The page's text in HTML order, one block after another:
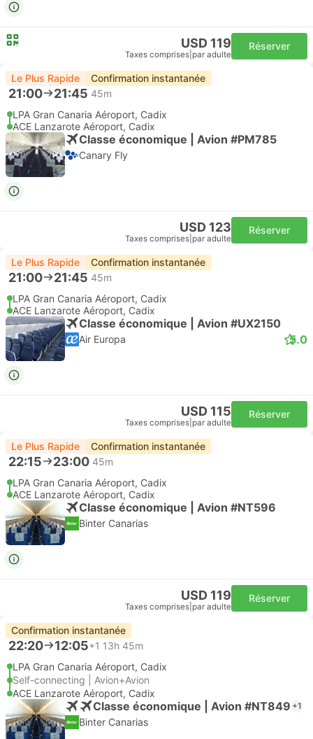
USD 119
Taxes comprises par adulte
Réserver
Le Plus Rapide Confirmation instantanée
21:00 21:45 45m
LPA Gran Canaria Aéroport, Cadix
ACE Lanzarote Aéroport, Cadix
Classe économique | Avion #PM785
Canary Fly
USD 123
Taxes comprises par adulte
Réserver
Le Plus Rapide Confirmation instantanée
21:00 21:45 45m
LPA Gran Canaria Aéroport, Cadix
ACE Lanzarote Aéroport, Cadix
Classe économique | Avion #UX2150
Air Europa 5.0
USD 115
Taxes comprises par adulte
Réserver
Le Plus Rapide Confirmation instantanée
22:15 23:00 45m
LPA Gran Canaria Aéroport, Cadix
ACE Lanzarote Aéroport, Cadix
Classe économique | Avion #NT596
Binter Canarias
USD 119
Taxes comprises par adulte
Réserver
Confirmation instantanée
22:20 12:05+1 13h 45m
LPA Gran Canaria Aéroport, Cadix
Self-connecting | Avion+Avion
ACE Lanzarote Aéroport, Cadix
Classe économique | Avion #NT849 +1
Binter Canarias